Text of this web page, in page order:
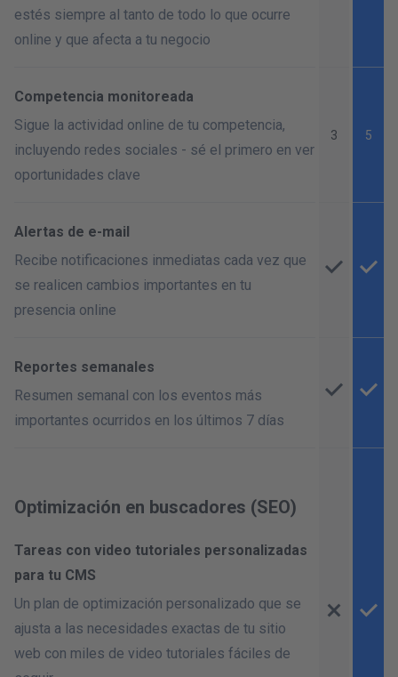
estés siempre al tanto de todo lo que ocurre
online y que afecta a tu negocio
Competencia monitoreada
Sigue la actividad online de tu competencia,
incluyendo redes sociales - sé el primero en ver
oportunidades clave
3 5
Alertas de e-mail
Recibe notificaciones inmediatas cada vez que
se realicen cambios importantes en tu
presencia online
Reportes semanales
Resumen semanal con los eventos más
importantes ocurridos en los últimos 7 días
Optimización en buscadores (SEO)
Tareas con video tutoriales personalizadas
para tu CMS
Un plan de optimización personalizado que se
ajusta a las necesidades exactas de tu sitio
web con miles de video tutoriales fáciles de